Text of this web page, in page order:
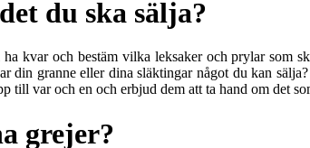
du ska sälja?
kvar och bestäm vilka leksaker och prylar som
din granne eller dina släktingar något du kan
till var och en och erbjud dem att ta hand om det
grejer?